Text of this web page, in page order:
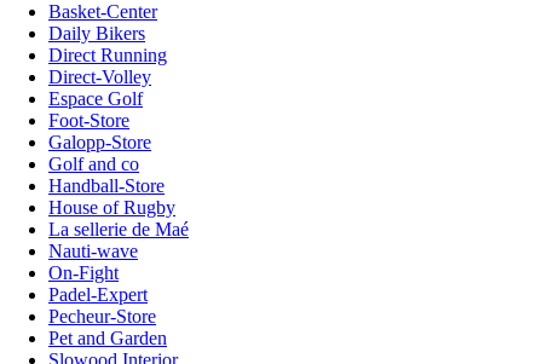
Basket-Center
Daily Bikers
Direct Running
Direct-Volley
Espace Golf
Foot-Store
Galopp-Store
Golf and co
Handball-Store
House of Rugby
La sellerie de Maé
Nauti-wave
On-Fight
Padel-Expert
Pecheur-Store
Pet and Garden